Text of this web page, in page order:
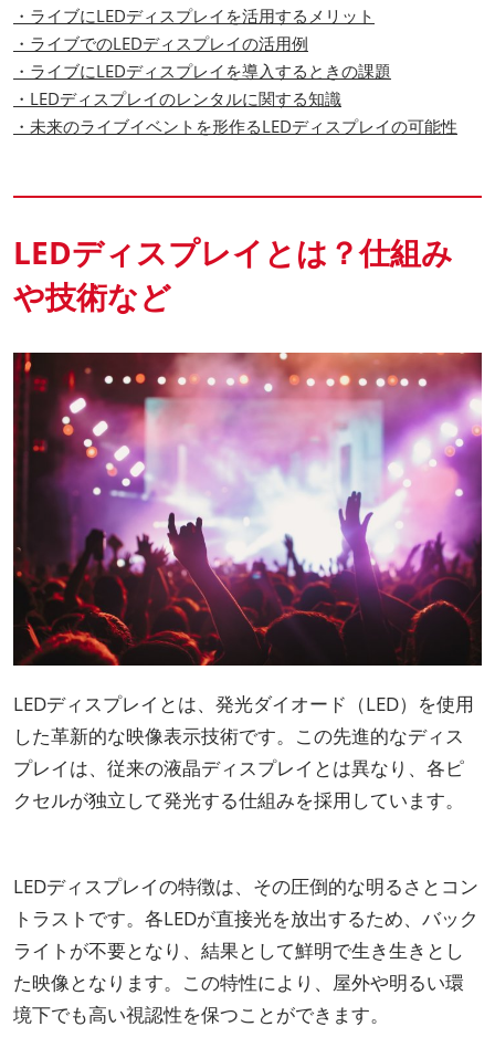
・ライブにLEDディスプレイを活用するメリット
・ライブでのLEDディスプレイの活用例
・ライブにLEDディスプレイを導入するときの課題
・LEDディスプレイのレンタルに関する知識
・未来のライブイベントを形作るLEDディスプレイの可能性
LEDディスプレイとは？仕組み
や技術など
LEDディスプレイとは、発光ダイオード（LED）を使用
した革新的な映像表示技術です。この先進的なディス
プレイは、従来の液晶ディスプレイとは異なり、各ピ
クセルが独立して発光する仕組みを採用しています。
LEDディスプレイの特徴は、その圧倒的な明るさとコン
トラストです。各LEDが直接光を放出するため、バック
ライトが不要となり、結果として鮮明で生き生きとし
た映像となります。この特性により、屋外や明るい環
境下でも高い視認性を保つことができます。